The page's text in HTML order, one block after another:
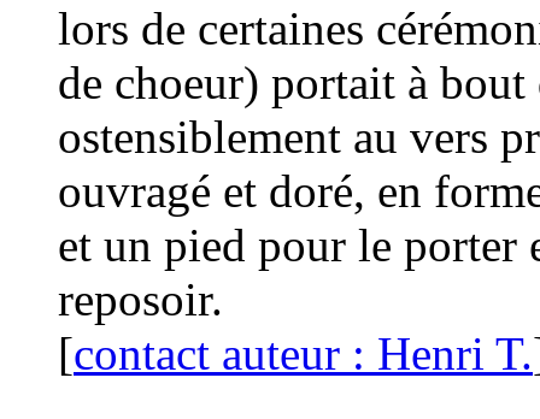
lors de certaines
de choeur) portait à
ostensiblement au vers
ouvragé et doré, en
et un pied pour le porter
reposoir.
[contact auteur : Henri T.